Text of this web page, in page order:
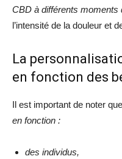
CBD à différents moments
l’intensité de la douleur et
La
en fonction des
Il est important de noter
en fonction :
des individus,